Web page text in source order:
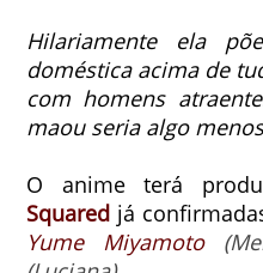
Hilariamente ela
doméstica acima de
com homens
maou seria algo
O anime terá
Squared já
Yume Miyamoto